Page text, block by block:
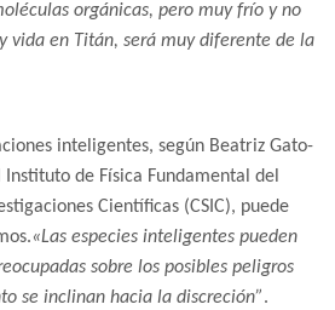
orgánicas, pero muy frío y no
vida en Titán, será muy diferente de la
inteligentes, según Beatriz Gato-
de Física Fundamental del
Científicas (CSIC), puede
«Las especies inteligentes pueden
sobre los posibles peligros
se inclinan hacia la discreción”.